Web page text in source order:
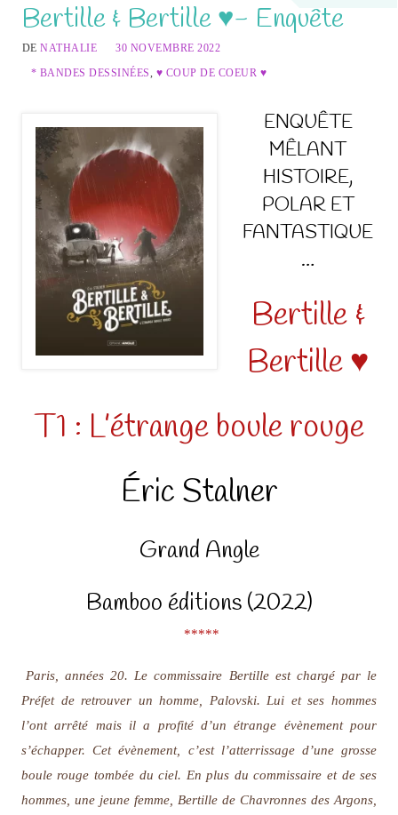
Bertille & Bertille ♥- Enquête
DENATHALIE
30 NOVEMBRE 2022
* BANDES DESSINÉES, ♥ COUP DE COEUR ♥
ENQUÊTE
MÊLANT
HISTOIRE,
POLAR ET
FANTASTIQUE
…
Bertille &
Bertille ♥
T1 : L’étrange boule rouge
Éric Stalner
Grand Angle
Bamboo éditions (2022)
*****
Paris, années 20. Le commissaire Bertille est chargé par le
Préfet de retrouver un homme, Palovski. Lui et ses hommes
l’ont arrêté mais il a profité d’un étrange évènement pour
s’échapper. Cet évènement, c’est l’atterrissage d’une grosse
boule rouge tombée du ciel. En plus du commissaire et de ses
hommes, une jeune femme, Bertille de Chavronnes des Argons,